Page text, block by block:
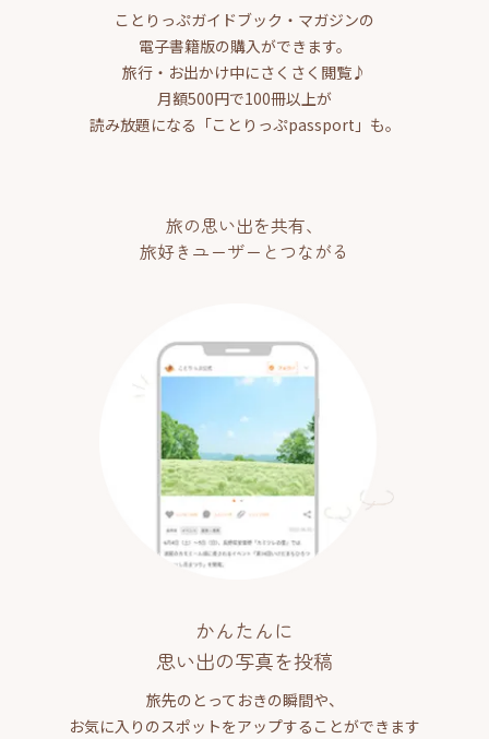
ことりっぷガイドブック・マガジンの
電子書籍版の購入ができます。
旅行・お出かけ中にさくさく閲覧♪
月額500円で100冊以上が
読み放題になる「ことりっぷpassport」も。
旅の思い出を共有、
旅好きユーザーとつながる
かんたんに
思い出の写真を投稿
旅先のとっておきの瞬間や、
お気に入りのスポットをアップすることができます